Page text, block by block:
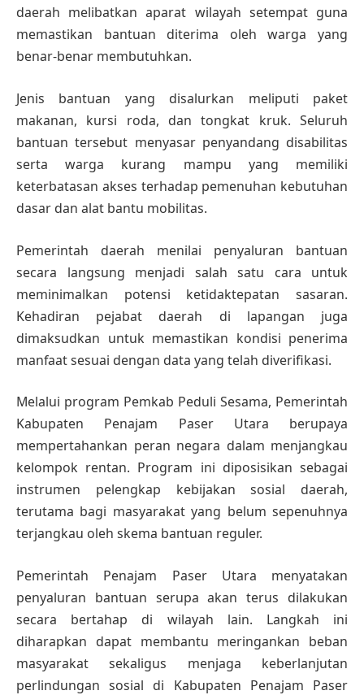
daerah melibatkan aparat wilayah setempat guna
memastikan bantuan diterima oleh warga yang
benar-benar membutuhkan.
Jenis bantuan yang disalurkan meliputi paket
makanan, kursi roda, dan tongkat kruk. Seluruh
bantuan tersebut menyasar penyandang disabilitas
serta warga kurang mampu yang memiliki
keterbatasan akses terhadap pemenuhan kebutuhan
dasar dan alat bantu mobilitas.
Pemerintah daerah menilai penyaluran bantuan
secara langsung menjadi salah satu cara untuk
meminimalkan potensi ketidaktepatan sasaran.
Kehadiran pejabat daerah di lapangan juga
dimaksudkan untuk memastikan kondisi penerima
manfaat sesuai dengan data yang telah diverifikasi.
Melalui program Pemkab Peduli Sesama, Pemerintah
Kabupaten Penajam Paser Utara berupaya
mempertahankan peran negara dalam menjangkau
kelompok rentan. Program ini diposisikan sebagai
instrumen pelengkap kebijakan sosial daerah,
terutama bagi masyarakat yang belum sepenuhnya
terjangkau oleh skema bantuan reguler.
Pemerintah Penajam Paser Utara menyatakan
penyaluran bantuan serupa akan terus dilakukan
secara bertahap di wilayah lain. Langkah ini
diharapkan dapat membantu meringankan beban
masyarakat sekaligus menjaga keberlanjutan
perlindungan sosial di Kabupaten Penajam Paser